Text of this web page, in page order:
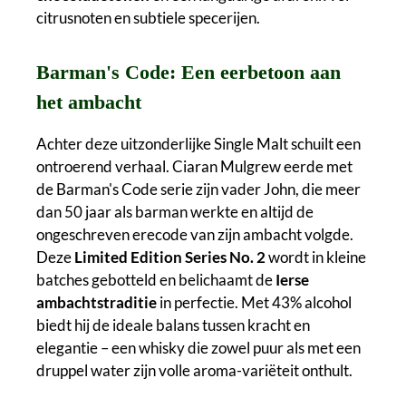
citrusnoten en subtiele specerijen.
Barman's Code: Een eerbetoon aan
het ambacht
Achter deze uitzonderlijke Single Malt schuilt een
ontroerend verhaal. Ciaran Mulgrew eerde met
de Barman's Code serie zijn vader John, die meer
dan 50 jaar als barman werkte en altijd de
ongeschreven erecode van zijn ambacht volgde.
DezeLimited Edition Series No. 2wordt in kleine
batches gebotteld en belichaamt deIerse
ambachtstraditiein perfectie. Met 43% alcohol
biedt hij de ideale balans tussen kracht en
elegantie – een whisky die zowel puur als met een
druppel water zijn volle aroma-variëteit onthult.